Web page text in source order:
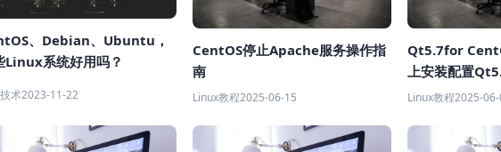
、Debian、Ubuntu，
Linux系统好用吗？
术2023-11-22
CentOS停止Apache服务操作指
南
Linux教程2025-06-15
Qt5.7for
上安装配置
Linux教程2025-